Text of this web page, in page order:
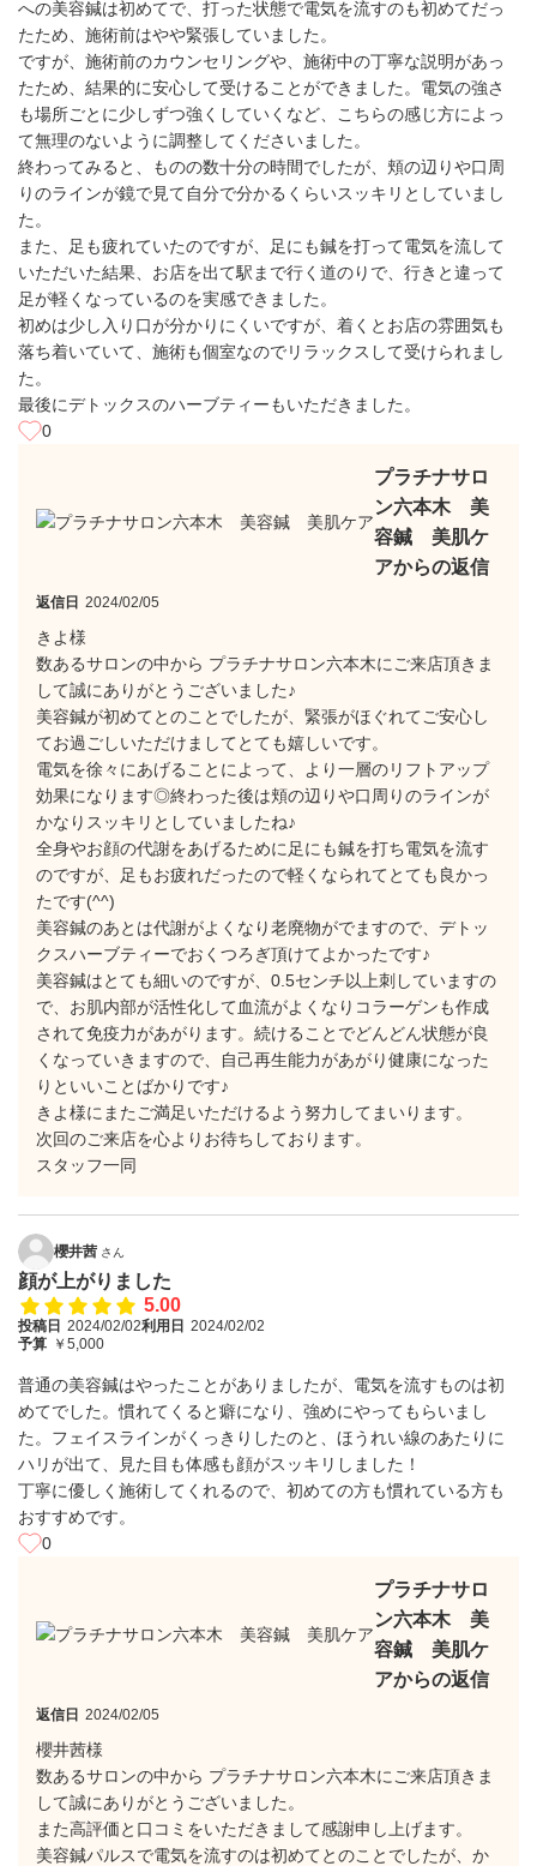
への美容鍼は初めてで、打った状態で電気を流すのも初めてだっ
たため、施術前はやや緊張していました。
ですが、施術前のカウンセリングや、施術中の丁寧な説明があっ
たため、結果的に安心して受けることができました。電気の強さ
も場所ごとに少しずつ強くしていくなど、こちらの感じ方によっ
て無理のないように調整してくださいました。
終わってみると、ものの数十分の時間でしたが、頬の辺りや口周
りのラインが鏡で見て自分で分かるくらいスッキリとしていまし
た。
また、足も疲れていたのですが、足にも鍼を打って電気を流して
いただいた結果、お店を出て駅まで行く道のりで、行きと違って
足が軽くなっているのを実感できました。
初めは少し入り口が分かりにくいですが、着くとお店の雰囲気も
落ち着いていて、施術も個室なのでリラックスして受けられまし
た。
最後にデトックスのハーブティーもいただきました。
0
プラチナサロ
ン六本木 美
容鍼 美肌ケ
アからの返信
返信日 2024/02/05
きよ様
数あるサロンの中から プラチナサロン六本木にご来店頂きま
して誠にありがとうございました♪
美容鍼が初めてとのことでしたが、緊張がほぐれてご安心し
てお過ごしいただけましてとても嬉しいです。
電気を徐々にあげることによって、より一層のリフトアップ
効果になります◎終わった後は頬の辺りや口周りのラインが
かなりスッキリとしていましたね♪
全身やお顔の代謝をあげるために足にも鍼を打ち電気を流す
のですが、足もお疲れだったので軽くなられてとても良かっ
たです(^^)
美容鍼のあとは代謝がよくなり老廃物がでますので、デトッ
クスハーブティーでおくつろぎ頂けてよかったです♪
美容鍼はとても細いのですが、0.5センチ以上刺していますの
で、お肌内部が活性化して血流がよくなりコラーゲンも作成
されて免疫力があがります。続けることでどんどん状態が良
くなっていきますので、自己再生能力があがり健康になった
りといいことばかりです♪
きよ様にまたご満足いただけるよう努力してまいります。
次回のご来店を心よりお待ちしております。
スタッフ一同
櫻井茜 さん
顔が上がりました
5.00
投稿日 2024/02/02利用日 2024/02/02
予算 ￥5,000
普通の美容鍼はやったことがありましたが、電気を流すものは初
めてでした。慣れてくると癖になり、強めにやってもらいまし
た。フェイスラインがくっきりしたのと、ほうれい線のあたりに
ハリが出て、見た目も体感も顔がスッキリしました！
丁寧に優しく施術してくれるので、初めての方も慣れている方も
おすすめです。
0
プラチナサロ
ン六本木 美
容鍼 美肌ケ
アからの返信
返信日 2024/02/05
櫻井茜様
数あるサロンの中から プラチナサロン六本木にご来店頂きま
して誠にありがとうございました。
また高評価と口コミをいただきまして感謝申し上げます。
美容鍼パルスで電気を流すのは初めてとのことでしたが、か